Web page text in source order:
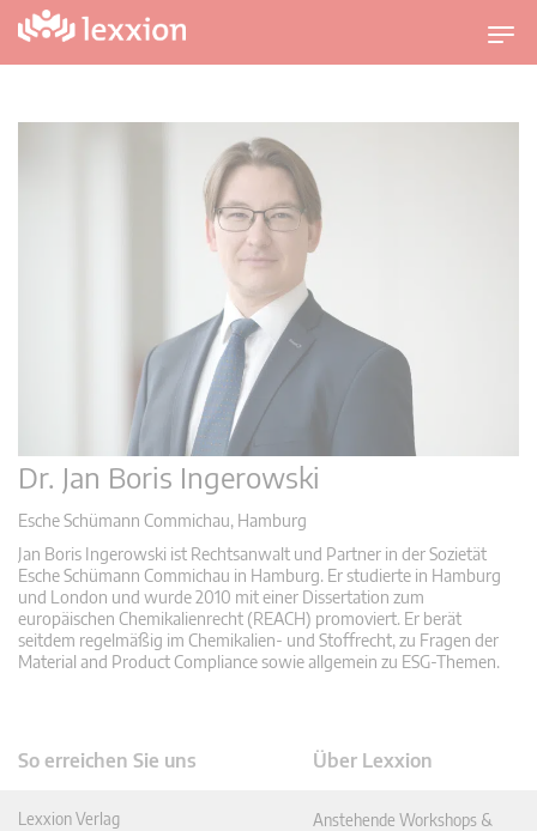
U
m
c
Dr. Jan Boris Ingerowski
Esche Schümann Commichau, Hamburg
Jan Boris Ingerowski ist Rechtsanwalt und Partner in der Sozietät
Esche Schümann Commichau in Hamburg. Er studierte in Hamburg
und London und wurde 2010 mit einer Dissertation zum
europäischen Chemikalienrecht (REACH) promoviert. Er berät
seitdem regelmäßig im Chemikalien- und Stoffrecht, zu Fragen der
Material and Product Compliance sowie allgemein zu ESG-Themen.
So erreichen Sie uns
Lexxion Verlag
Über Lexxion
Anstehende Workshops &